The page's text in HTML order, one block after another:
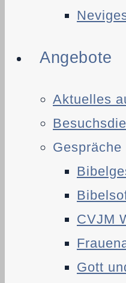
Angebote
Aktuelles
Gespräche
CVJM
Gott